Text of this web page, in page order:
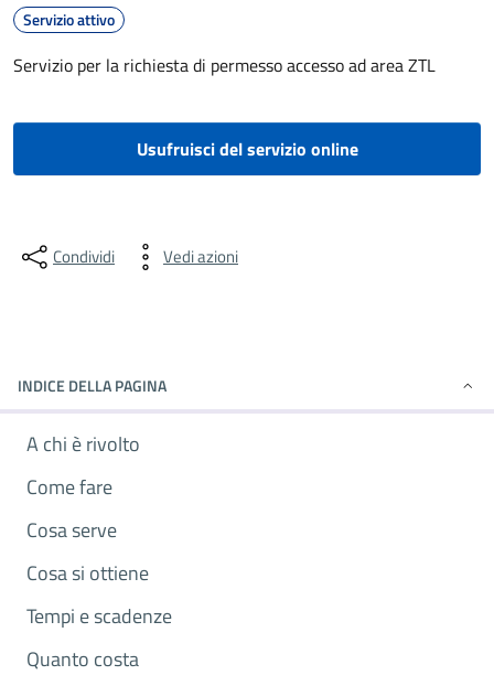
Servizio attivo
Servizio per la richiesta di permesso accesso ad area ZTL
Usufruisci del servizio online
Condividi Vedi azioni
INDICE DELLA PAGINA
A chi è rivolto
Come fare
Cosa serve
Cosa si ottiene
Tempi e scadenze
Quanto costa